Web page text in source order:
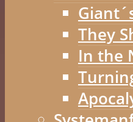
They
In the